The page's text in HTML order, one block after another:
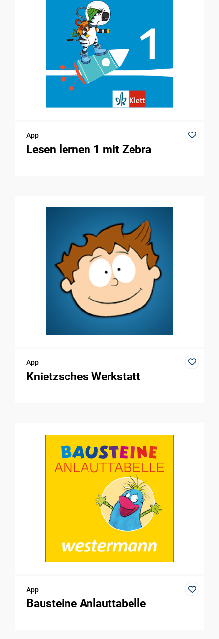
App
Lesen lernen 1 mit Zebra
App
Knietzsches Werkstatt
App
Bausteine Anlauttabelle